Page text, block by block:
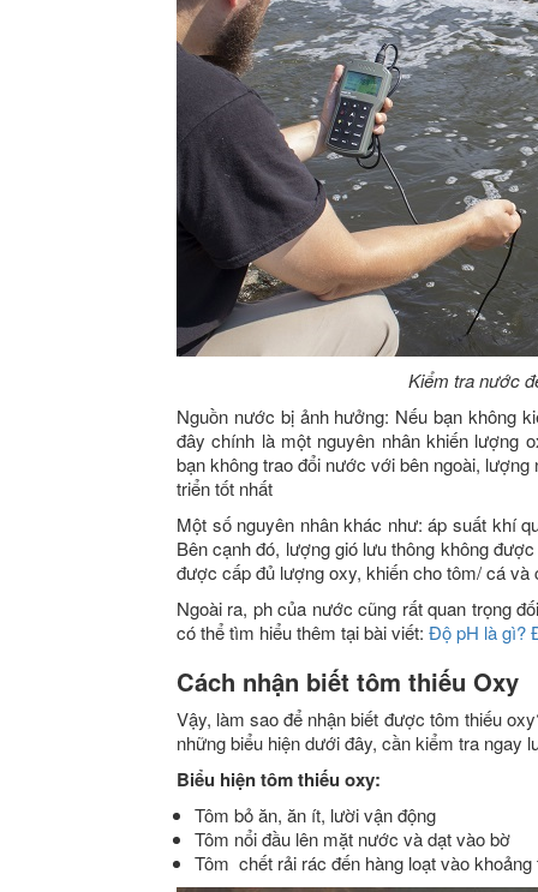
Kiểm tra nước
Nguồn nước bị ảnh hưởng: Nếu bạn không
đây chính là một nguyên nhân khiến lượng
bạn không trao đổi nước với bên ngoài,
triển tốt nhất
Một số nguyên nhân khác như: áp suất khí
Bên cạnh đó, lượng gió lưu thông không
được cấp đủ lượng oxy, khiến cho tôm/ cá
Ngoài ra, ph của nước cũng rất quan trọng
có thể tìm hiểu thêm tại bài viết: Độ pH là gì?
Cách nhận biết tôm thiếu Oxy
Vậy, làm sao để nhận biết được tôm thiếu
những biểu hiện dưới đây, cần kiểm tra ngay
Biểu hiện tôm thiếu oxy:
Tôm bỏ ăn, ăn ít, lười vận động
Tôm nổi đầu lên mặt nước và dạt vào bờ
Tôm chết rải rác đến hàng loạt vào